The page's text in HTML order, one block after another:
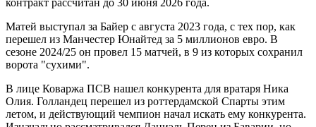
контракт рассчитан до 30 июня 2026 года.
Матей выступал за Байер с августа 2023 года, с тех пор, как
перешел из Манчестер Юнайтед за 5 миллионов евро. В
сезоне 2024/25 он провел 15 матчей, в 9 из которых сохранил
ворота "сухими".
В лице Коваржа ПСВ нашел конкурента для вратаря Ника
Олия. Голландец перешел из роттердамской Спарты этим
летом, и действующий чемпион начал искать ему конкурента.